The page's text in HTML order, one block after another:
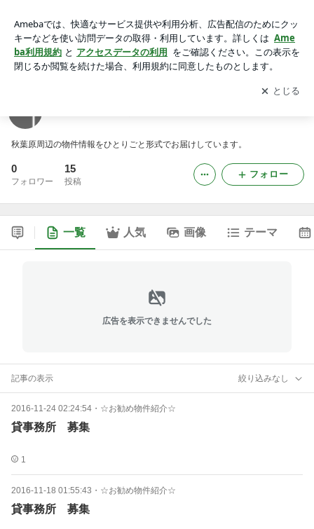
アプリをダウンロードして ブログの更新通知
を受け取りまし
ょう。
開く
秋葉原周辺の物件情報をひとりごと形式でお届けしています。
0
フォロワー
15
投稿
フォロー
一覧 人気 画像 テーマ
広告を表示できませんでした
記事の表示 絞り込みなし
2016-11-24 02:24:54 ・ ☆お勧め物件紹介☆
貸事務所 募集
1
2016-11-18 01:55:43 ・ ☆お勧め物件紹介☆
貸事務所 募集